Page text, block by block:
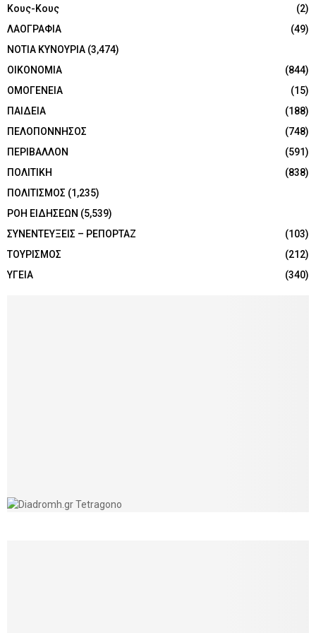
Κους-Κους
(2)
ΛΑΟΓΡΑΦΙΑ
(49)
ΝΟΤΙΑ ΚΥΝΟΥΡΙΑ (3,474)
ΟΙΚΟΝΟΜΙΑ
(844)
ΟΜΟΓΕΝΕΙΑ
(15)
ΠΑΙΔΕΙΑ
(188)
ΠΕΛΟΠΟΝΝΗΣΟΣ
(748)
ΠΕΡΙΒΑΛΛΟΝ
(591)
ΠΟΛΙΤΙΚΗ
(838)
ΠΟΛΙΤΙΣΜΟΣ (1,235)
ΡΟΗ ΕΙΔΗΣΕΩΝ (5,539)
ΣΥΝΕΝΤΕΥΞΕΙΣ – ΡΕΠΟΡΤΑΖ
(103)
ΤΟΥΡΙΣΜΟΣ
(212)
ΥΓΕΙΑ
(340)